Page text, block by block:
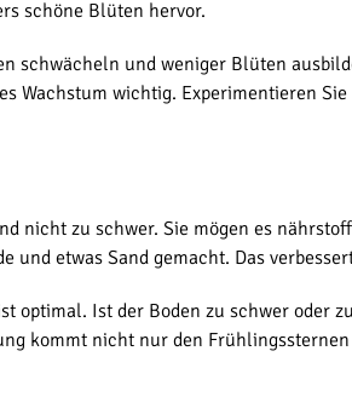
schöne Blüten hervor.
schwächeln und weniger Blüten
Wachstum wichtig. Experimentieren
nicht zu schwer. Sie mögen es
etwas Sand gemacht. Das
optimal. Ist der Boden zu schwer oder
kommt nicht nur den